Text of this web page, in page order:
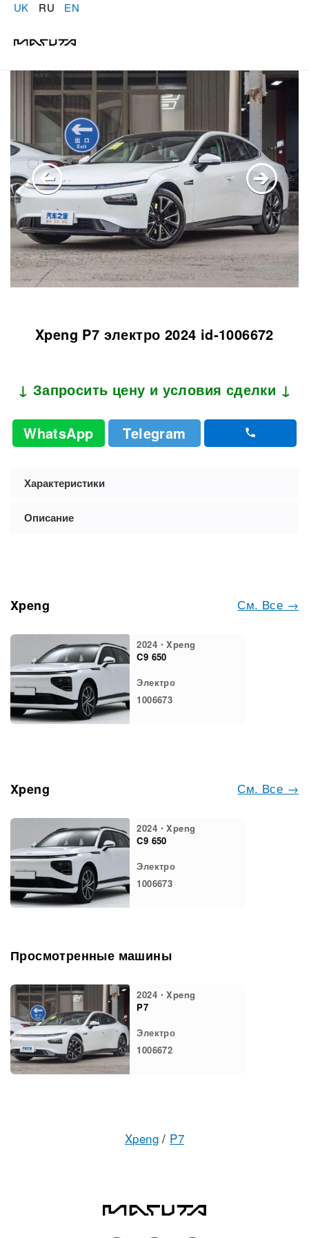
UK RU EN
Xpeng P7 электро 2024 id-1006672
↓ Запросить цену и условия сделки ↓
WhatsApp Telegram
Характеристики
Описание
См. Все →
Xpeng
2024・Xpeng
C9 650
Электро
1006673
См. Все →
Xpeng
2024・Xpeng
C9 650
Электро
1006673
Просмотренные машины
2024・Xpeng
P7
Электро
1006672
Xpeng / P7